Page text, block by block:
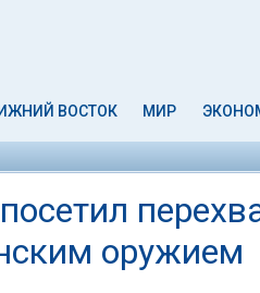
ВОСТОК МИР
оружием